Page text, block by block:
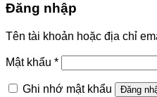
Đăng nhập
Tên tài khoản hoặc địa chỉ
Mật khẩu *
Ghi nhớ mật khẩu Đăng